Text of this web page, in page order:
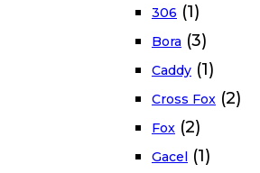
306 (1)
Bora (3)
Caddy (1)
Cross Fox (2)
Fox (2)
Gacel (1)